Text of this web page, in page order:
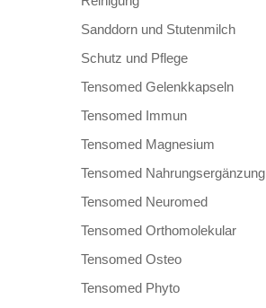
Sanddorn und Stutenmilch
Schutz und Pflege
Tensomed Gelenkkapseln
Tensomed Immun
Tensomed Magnesium
Tensomed Nahrungsergänzung
Tensomed Neuromed
Tensomed Orthomolekular
Tensomed Osteo
Tensomed Phyto